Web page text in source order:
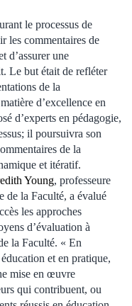
le processus de
les commentaires de
d’assurer une
Le but était de refléter
de la
d’excellence en
d’experts en pédagogie,
il poursuivra son
de la
et itératif.
Young, professeure
de la Faculté, a évalué
les approches
d’évaluation à
la Faculté. « En
et en pratique,
mise en œuvre
qui contribuent, ou